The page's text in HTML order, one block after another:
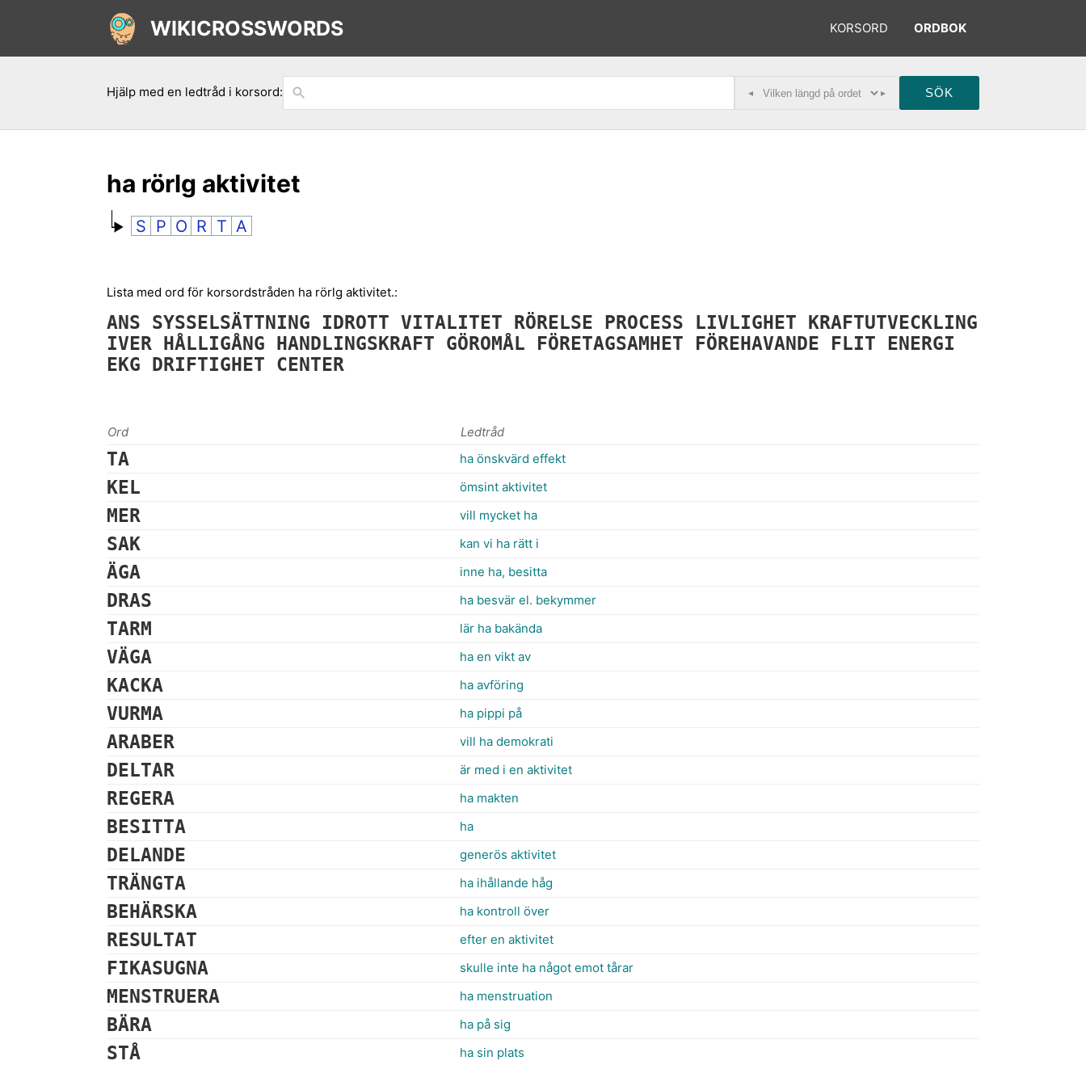
WIKICROSSWORDS KORSORD ORDBOK
Hjälp med en ledtråd i korsord: ◂ ▸
ha rörlg aktivitet
S P O R T A
Lista med ord för korsordstråden ha rörlg aktivitet.:
ANS SYSSELSÄTTNING IDROTT VITALITET RÖRELSE PROCESS LIVLIGHET KRAFTUTVECKLING
IVER HÅLLIGÅNG HANDLINGSKRAFT GÖROMÅL FÖRETAGSAMHET FÖREHAVANDE FLIT ENERGI
EKG DRIFTIGHET CENTER
Ord Ledtråd
TA ha önskvärd effekt
KEL ömsint aktivitet
MER vill mycket ha
SAK kan vi ha rätt i
ÄGA inne ha, besitta
DRAS ha besvär el. bekymmer
TARM lär ha bakända
VÄGA ha en vikt av
KACKA ha avföring
VURMA ha pippi på
ARABER vill ha demokrati
DELTAR är med i en aktivitet
REGERA ha makten
BESITTA ha
DELANDE generös aktivitet
TRÄNGTA ha ihållande håg
BEHÄRSKA ha kontroll över
RESULTAT efter en aktivitet
FIKASUGNA skulle inte ha något emot tårar
MENSTRUERA ha menstruation
BÄRA ha på sig
STÅ ha sin plats